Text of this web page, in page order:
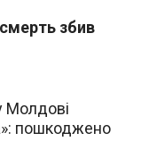
збив
Молдові
пошкоджено